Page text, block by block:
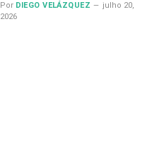
Por DIEGO VELÁZQUEZ
julho 20,
2026